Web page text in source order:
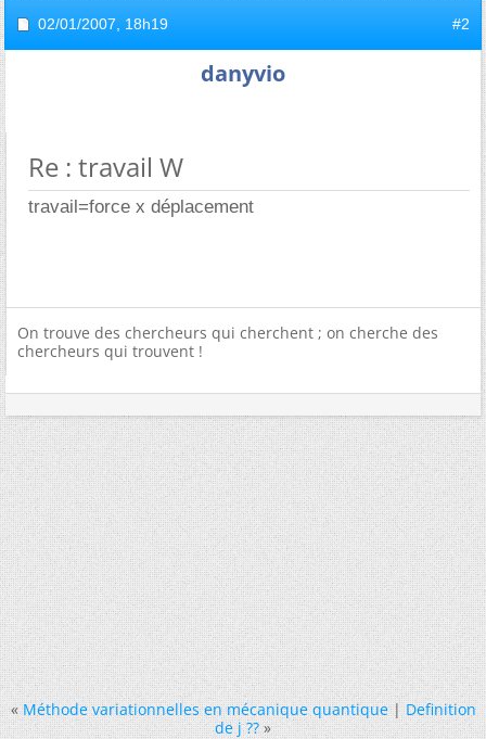
02/01/2007, 18h19 #2
danyvio
Re : travail W
travail=force x déplacement
On trouve des chercheurs qui cherchent ; on cherche des
chercheurs qui trouvent !
« Méthode variationnelles en mécanique quantique|Definition
de j ?? »